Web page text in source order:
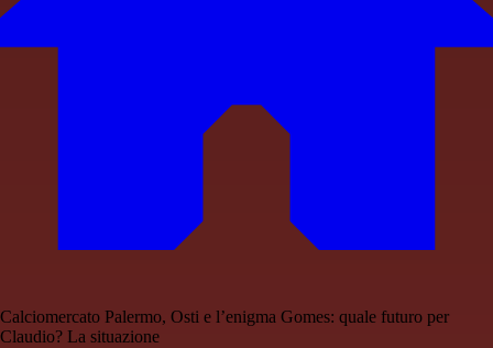
Calciomercato Palermo, Osti e l’enigma Gomes: quale futuro per
Claudio? La situazione